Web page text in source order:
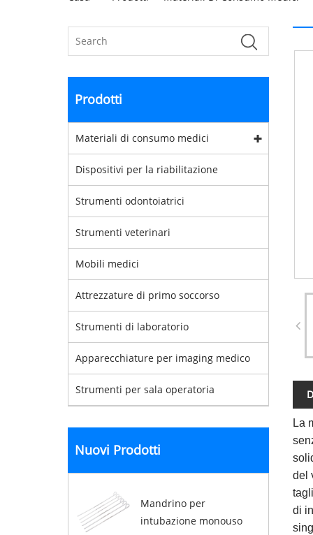
Prodotti
Materiali di consumo medici
Dispositivi per la riabilitazione
Strumenti odontoiatrici
Strumenti veterinari
Mobili medici
Attrezzature di primo soccorso
Strumenti di laboratorio
Apparecchiature per imaging medico
Strumenti per sala operatoria
Nuovi Prodotti
Mandrino per
intubazione monouso
La
del
di